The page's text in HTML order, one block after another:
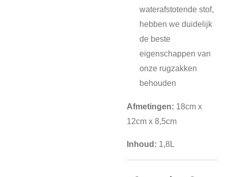
waterafstotende stof,
hebben we duidelijk
de beste
eigenschappen van
onze rugzakken
behouden
Afmetingen: 18cm x
12cm x 8,5cm
Inhoud: 1,8L